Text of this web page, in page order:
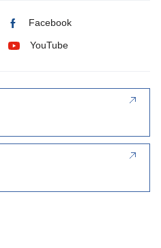
Facebook
YouTube